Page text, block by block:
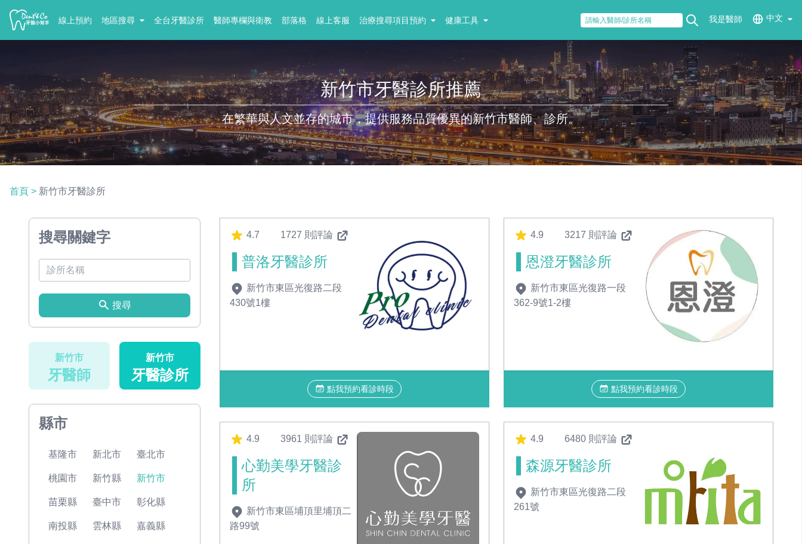
線上預約 地區搜尋 全台牙醫診所 醫師專欄與衛教 部落格 線上客服 治療搜尋項目預約 健康工具 我是醫師 中文
新竹市牙醫診所推薦
在繁華與人文並存的城市，提供服務品質優異的新竹市醫師、診所。
首頁 > 新竹市牙醫診所
搜尋關鍵字
搜尋
新竹市
牙醫師
新竹市
牙醫診所
縣市
基隆市 新北市 臺北市
桃園市 新竹縣 新竹市
苗栗縣 臺中市 彰化縣
南投縣 雲林縣 嘉義縣
4.7 1727 則評論
普洛牙醫診所
新竹市東區光復路二段
430號1樓
點我預約看診時段
4.9 3217 則評論
恩澄牙醫診所
新竹市東區光復路一段
362-9號1-2樓
點我預約看診時段
4.9 3961 則評論
心勤美學牙醫診
所
新竹市東區埔頂里埔頂二
路99號
4.9 6480 則評論
森源牙醫診所
新竹市東區光復路二段
261號